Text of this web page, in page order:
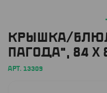
КРЫШКА/
ПАГОДА", 84
АРТ. 13309